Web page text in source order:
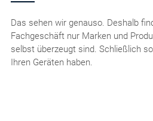
Das sehen wir genauso. Deshalb
Fachgeschäft nur Marken und
selbst überzeugt sind. Schließlich
Ihren Geräten haben.